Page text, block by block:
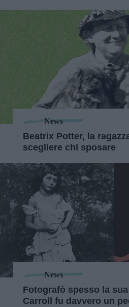
News
Beatrix Potter, la
scegliere chi sposare
News
Fotografò spesso la
Carroll fu davvero un